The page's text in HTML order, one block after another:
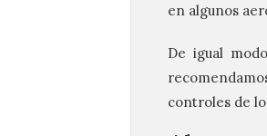
en algunos
De igual
controles de